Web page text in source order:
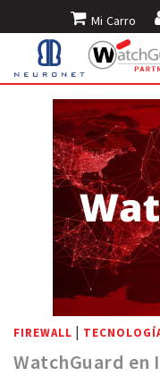
Mi Carro
INICIO BLOG » LATAM
FIREWALL |
WatchGuard en